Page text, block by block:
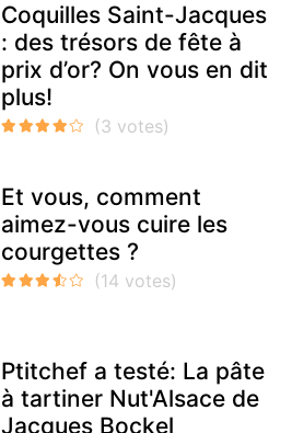
Coquilles Saint-Jacques
: des trésors de fête à
prix d’or? On vous en dit
plus!
Et vous, comment
aimez-vous cuire les
courgettes ?
Ptitchef a testé: La pâte
à tartiner Nut'Alsace de
Jacques Bockel